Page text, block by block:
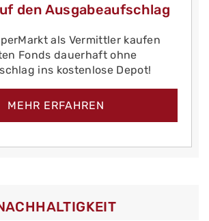
den Ausgabeaufschlag
als Vermittler kaufen
Fonds dauerhaft ohne
ins kostenlose Depot!
MEHR ERFAHREN